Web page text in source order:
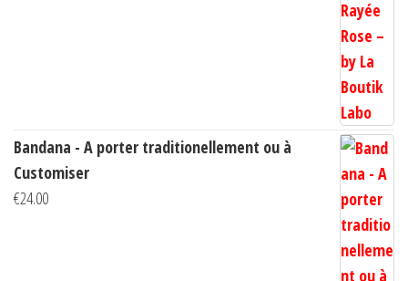
Bandana - A porter traditionellement ou à
Customiser
€24.00